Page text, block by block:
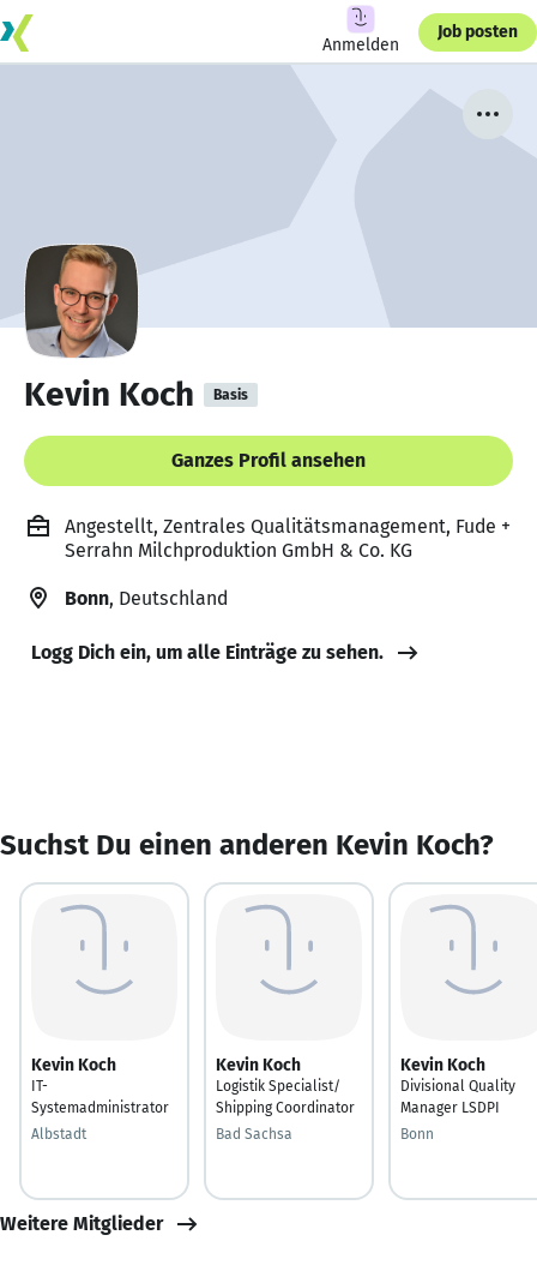
Anmelden
Job posten
Kevin Koch Basis
Ganzes Profil ansehen
Angestellt, Zentrales Qualitätsmanagement, Fude +
Serrahn Milchproduktion GmbH & Co. KG
Bonn, Deutschland
Logg Dich ein, um alle Einträge zu sehen.
Suchst Du einen anderen Kevin Koch?
Kevin Koch
IT-
Systemadministrator
Albstadt
Kevin Koch
Logistik Specialist/
Shipping Coordinator
Bad Sachsa
Kevin Koch
Divisional Quality
Manager LSDPI
Bonn
Weitere Mitglieder